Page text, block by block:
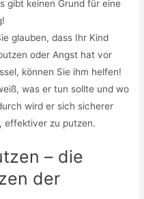
gibt keinen Grund für eine
glauben, dass Ihr Kind
oder Angst hat vor
können Sie ihm helfen!
was er tun sollte und wo
wird er sich sicherer
effektiver zu putzen.
– die
der